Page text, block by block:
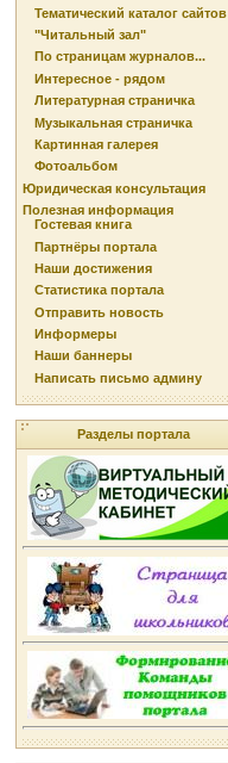
Тематический каталог сайтов
"Читальный зал"
По страницам журналов...
Интересное - рядом
Литературная страничка
Музыкальная страничка
Картинная галерея
Фотоальбом
Юридическая консультация
Полезная информация
Гостевая книга
Партнёры портала
Наши достижения
Статистика портала
Отправить новость
Информеры
Наши баннеры
Написать письмо админу
Разделы портала